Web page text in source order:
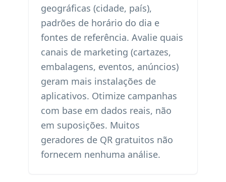
geográficas (cidade, país),
padrões de horário do dia e
fontes de referência. Avalie quais
canais de marketing (cartazes,
embalagens, eventos, anúncios)
geram mais instalações de
aplicativos. Otimize campanhas
com base em dados reais, não
em suposições. Muitos
geradores de QR gratuitos não
fornecem nenhuma análise.